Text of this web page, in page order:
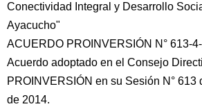
Conectividad Integral y Desarrollo
Ayacucho"
ACUERDO PROINVERSIÓN N° 613-
Acuerdo adoptado en el Consejo
PROINVERSIÓN en su Sesión N° 613
de 2014.